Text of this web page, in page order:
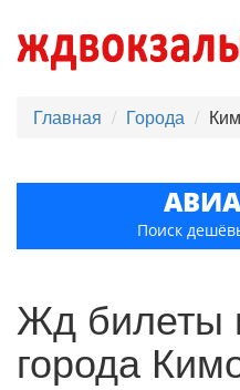
Главная Города
Поиск
Жд билеты
города